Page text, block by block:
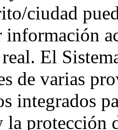
ciudad
información
El
de varias
integrados
la protección